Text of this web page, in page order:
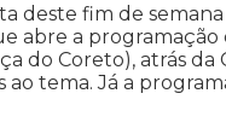
fim de semana
abre a
do Coreto), atrás da
ao tema. Já a